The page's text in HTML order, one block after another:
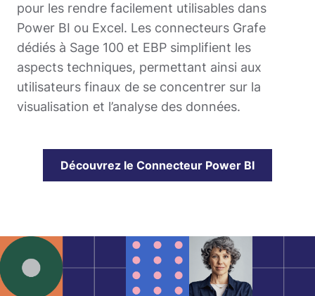
pour les rendre facilement utilisables dans
Power BI ou Excel. Les connecteurs Grafe
dédiés à Sage 100 et EBP simplifient les
aspects techniques, permettant ainsi aux
utilisateurs finaux de se concentrer sur la
visualisation et l’analyse des données.
Découvrez le Connecteur Power BI